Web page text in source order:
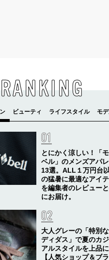
RANKING
とにかく涼しい！「
ベル」のメンズアパ
13選。ALL１万円台
の猛暑に最適なアイ
を編集者のレビュー
にお届け。
大人グレーの「特別
ディダス」で夏のカ
アルスタイルを上品に
【人気ショップ＆ブ